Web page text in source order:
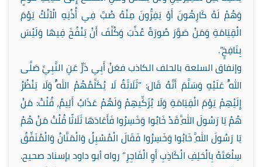
وَهُمْ لَهُ كَارِهُونَ أَوْ يَفِرُّونَ مِنْهُ صُبَّ فِي أُذُنِهِ الْآنُكُ يَوْمَ
الْقِيَامَةِ وَمَنْ صَوَّرَ صُورَةً عُذِّبَ وَكُلِّفَ أَنْ يَنْفُخَ فِيهَا وَلَيْسَ
بِنَافِخٍ”.
وإنفاق السلعة بالحلف الكاذب فعَنْ أَبِي ذَرٍّ عَنِ النَّبِيِّ صَلَّى
اللَّهُ عَلَيْهِ وَسَلَّمَ أَنَّهُ قَال: “ثَلَاثَةٌ لَا يُكَلِّمُهُمُ اللَّهُ وَلَا يَنْظُرُ
إِلَيْهِمْ يَوْمَ الْقِيَامَةِ وَلَا يُزَكِّيهِمْ وَلَهُمْ عَذَابٌ أَلِيمٌ، قُلْتُ: مَنْ
هُمْ يَا رَسُولَ اللَّهِ قَدْ خَابُوا وَخَسِرُوا فَأَعَادَهَا ثَلَاثًا قُلْتُ مَنْ هُمْ
يَا رَسُولَ اللَّهِ خَابُوا وَخَسِرُوا فَقَالَ الْمُسْبِلُ وَالْمَنَّانُ وَالْمُنَفِّقُ
سِلْعَتَهُ بِالْحَلِفِ الْكَاذِبِ أَوِ الْفَاجِرِ” رواه أبو داود بإسناد صحيح.